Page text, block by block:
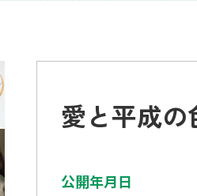
愛と平成の
公開年月日